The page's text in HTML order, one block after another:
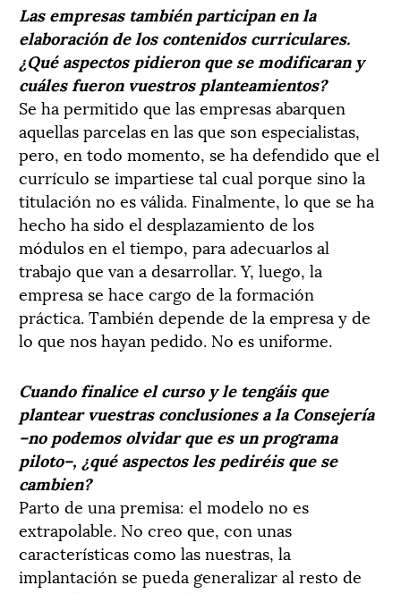
Las empresas también participan en la
elaboración de los contenidos curriculares.
¿Qué aspectos pidieron que se modificaran y
cuáles fueron vuestros planteamientos?
Se ha permitido que las empresas abarquen
aquellas parcelas en las que son especialistas,
pero, en todo momento, se ha defendido que el
currículo se impartiese tal cual porque sino la
titulación no es válida. Finalmente, lo que se ha
hecho ha sido el desplazamiento de los
módulos en el tiempo, para adecuarlos al
trabajo que van a desarrollar. Y, luego, la
empresa se hace cargo de la formación
práctica. También depende de la empresa y de
lo que nos hayan pedido. No es uniforme.
Cuando finalice el curso y le tengáis que
plantear vuestras conclusiones a la Consejería
–no podemos olvidar que es un programa
piloto–, ¿qué aspectos les pediréis que se
cambien?
Parto de una premisa: el modelo no es
extrapolable. No creo que, con unas
características como las nuestras, la
implantación se pueda generalizar al resto de